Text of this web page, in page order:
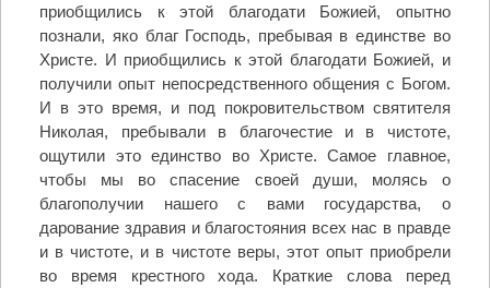
приобщились к этой благодати Божией, опытно
познали, яко благ Господь, пребывая в единстве во
Христе. И приобщились к этой благодати Божией, и
получили опыт непосредственного общения с Богом.
И в это время, и под покровительством святителя
Николая, пребывали в благочестие и в чистоте,
ощутили это единство во Христе. Самое главное,
чтобы мы во спасение своей души, молясь о
благополучии нашего с вами государства, о
дарование здравия и благостояния всех нас в правде
и в чистоте, и в чистоте веры, этот опыт приобрели
во время крестного хода. Краткие слова перед